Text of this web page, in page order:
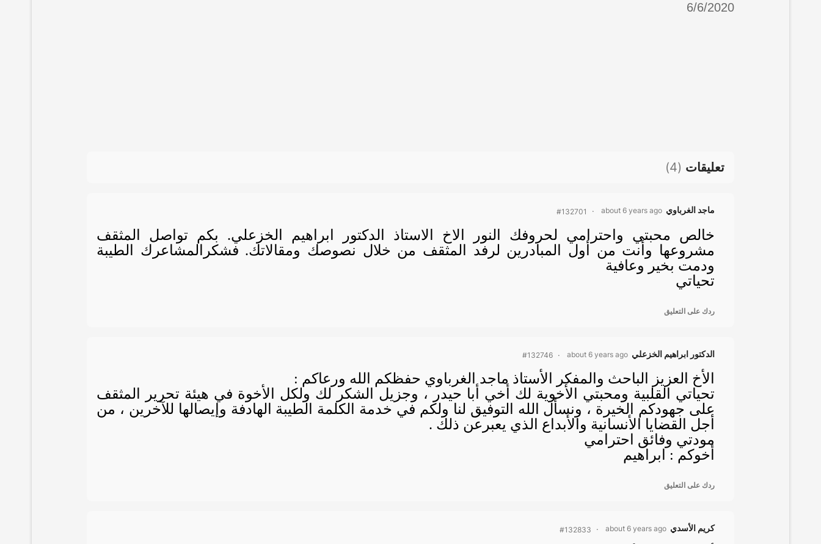
6/6/2020
تعليقات (
4
)
ماجد الغرباوي about 6 years ago
#132701
خالص محبتي واحترامي لحروفك النور الاخ الاستاذ الدكتور ابراهيم الخزعلي. بكم تواصل المثقف
مشروعها وأنت من أول المبادرين لرفد المثقف من خلال نصوصك ومقالاتك. فشكرالمشاعرك الطيبة
ودمت بخير وعافية
تحياتي
ردك على التعليق
الدكتور ابراهيم الخزعلي about 6 years ago
#132746
الأخ العزيز الباحث والمفكر الأستاذ ماجد الغرباوي حفظكم الله ورعاكم :
تحياتي القلبية ومحبتي الأخوية لك أخي أبا حيدر ، وجزيل الشكر لك ولكل الأخوة في هيئة تحرير المثقف
على جهودكم الخيرة ، ونسأل الله التوفيق لنا ولكم في خدمة الكلمة الطيبة الهادفة وإيصالها للآخرين ، من
أجل القضايا الأنسانية والأبداع الذي يعبرعن ذلك .
مودتي وفائق احترامي
أخوكم : ابراهيم
ردك على التعليق
كريم الأسدي about 6 years ago
#132833